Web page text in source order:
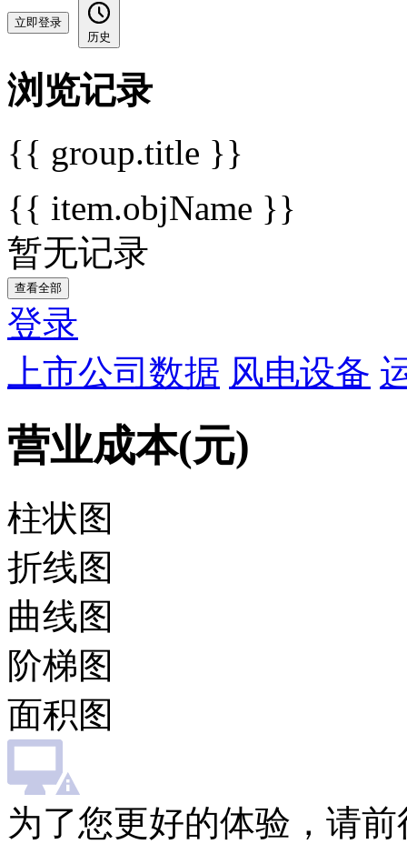
立即登录
历史
浏览记录
{{ group.title }}
{{ item.objName }}
暂无记录
查看全部
登录
上市公司数据 风电设备
营业成本(元)
柱状图
折线图
曲线图
阶梯图
面积图
为了您更好的体验，请